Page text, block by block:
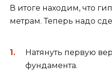
В итоге находим, что
метрам. Теперь надо
Натянуть первую
фундамента.